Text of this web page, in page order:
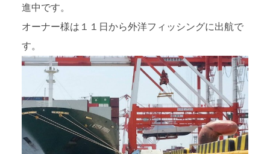
進中です。
オーナー様は１１日から外洋フィッシングに出航で
す。